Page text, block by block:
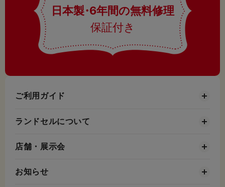
日本製・6年間の無料修理
保証付き
ご利用ガイド
ランドセルについて
店舗・展示会
お知らせ